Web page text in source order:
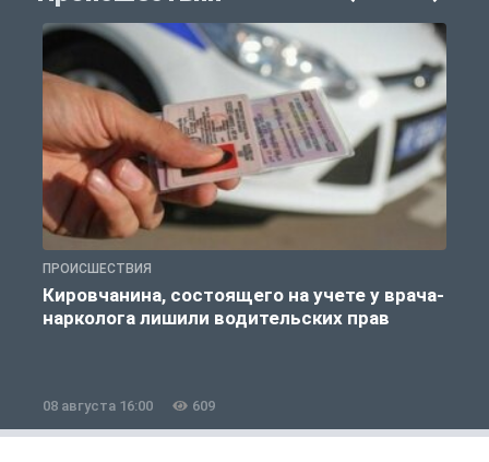
ПРОИСШЕСТВИЯ
Кировчанина, состоящего на учете у врача-
нарколога лишили водительских прав
08 августа 16:00 609